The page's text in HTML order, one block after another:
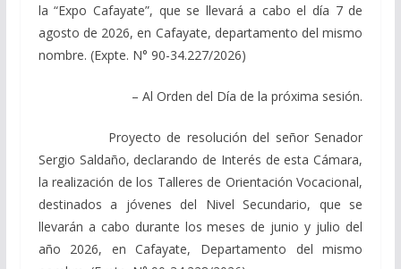
la “Expo Cafayate”, que se llevará a cabo el día 7 de
agosto de 2026, en Cafayate, departamento del mismo
nombre. (Expte. N° 90-34.227/2026)
– Al Orden del Día de la próxima sesión.
Proyecto de resolución del señor Senador
Sergio Saldaño, declarando de Interés de esta Cámara,
la realización de los Talleres de Orientación Vocacional,
destinados a jóvenes del Nivel Secundario, que se
llevarán a cabo durante los meses de junio y julio del
año 2026, en Cafayate, Departamento del mismo